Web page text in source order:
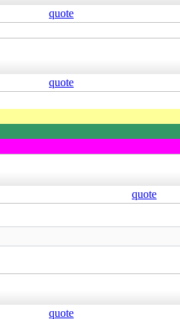
quote
quote
quote
quote